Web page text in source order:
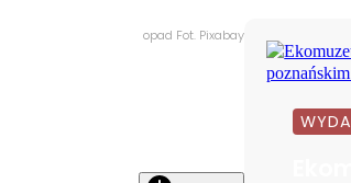
opad Fot. Pixabay